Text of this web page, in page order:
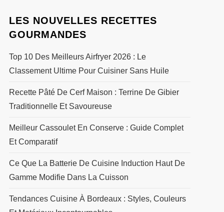
LES NOUVELLES RECETTES
GOURMANDES
Top 10 Des Meilleurs Airfryer 2026 : Le
Classement Ultime Pour Cuisiner Sans Huile
Recette Pâté De Cerf Maison : Terrine De Gibier
Traditionnelle Et Savoureuse
Meilleur Cassoulet En Conserve : Guide Complet
Et Comparatif
Ce Que La Batterie De Cuisine Induction Haut De
Gamme Modifie Dans La Cuisson
Tendances Cuisine À Bordeaux : Styles, Couleurs